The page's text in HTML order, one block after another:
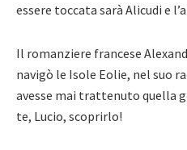
essere toccata sarà Alicudi e
Il romanziere francese
navigò le Isole Eolie, nel suo
avesse mai trattenuto quella
te, Lucio, scoprirlo!